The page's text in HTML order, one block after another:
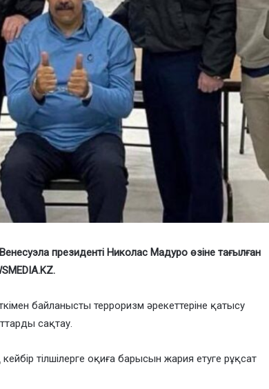
президенті Николас Мадуро өзіне тағылған
байланысты терроризм әрекеттеріне қатысу
сақтау.
тілшілерге оқиға барысын жария етуге рұқсат